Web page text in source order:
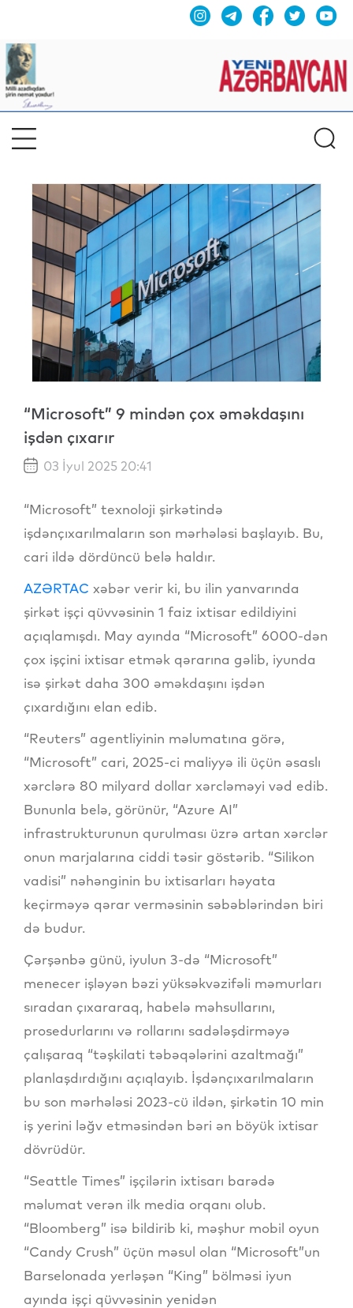
“Microsoft” 9 mindən çox əməkdaşını
işdən çıxarır
03 İyul 2025 20:41
“Microsoft” texnoloji şirkətində
işdənçıxarılmaların son mərhələsi başlayıb. Bu,
cari ildə dördüncü belə haldır.
AZƏRTAC xəbər verir ki, bu ilin yanvarında
şirkət işçi qüvvəsinin 1 faiz ixtisar edildiyini
açıqlamışdı. May ayında “Microsoft” 6000-dən
çox işçini ixtisar etmək qərarına gəlib, iyunda
isə şirkət daha 300 əməkdaşını işdən
çıxardığını elan edib.
“Reuters” agentliyinin məlumatına görə,
“Microsoft” cari, 2025-ci maliyyə ili üçün əsaslı
xərclərə 80 milyard dollar xərcləməyi vəd edib.
Bununla belə, görünür, “Azure AI”
infrastrukturunun qurulması üzrə artan xərclər
onun marjalarına ciddi təsir göstərib. “Silikon
vadisi” nəhənginin bu ixtisarları həyata
keçirməyə qərar verməsinin səbəblərindən biri
də budur.
Çərşənbə günü, iyulun 3-də “Microsoft”
menecer işləyən bəzi yüksəkvəzifəli məmurları
sıradan çıxararaq, habelə məhsullarını,
prosedurlarını və rollarını sadələşdirməyə
çalışaraq “təşkilati təbəqələrini azaltmağı”
planlaşdırdığını açıqlayıb. İşdənçıxarılmaların
bu son mərhələsi 2023-cü ildən, şirkətin 10 min
iş yerini ləğv etməsindən bəri ən böyük ixtisar
dövrüdür.
“Seattle Times” işçilərin ixtisarı barədə
məlumat verən ilk media orqanı olub.
“Bloomberg” isə bildirib ki, məşhur mobil oyun
“Candy Crush” üçün məsul olan “Microsoft”un
Barselonada yerləşən “King” bölməsi iyun
ayında işçi qüvvəsinin yenidən